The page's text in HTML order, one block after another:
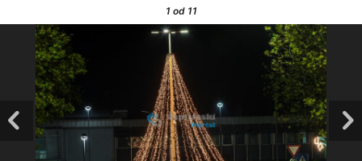
1od 11